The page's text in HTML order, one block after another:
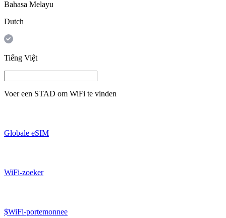
Bahasa Melayu
Dutch
Tiếng Việt
Voer een STAD om WiFi te vinden
Globale eSIM
WiFi-zoeker
$WiFi-portemonnee